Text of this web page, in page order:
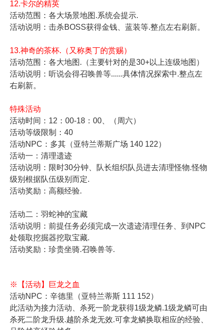
12.卡尔的精英
活动范围：各大场景地图.系统会提示.
活动说明：击杀BOSS获得金钱、蓝装等.整点左右刷新。
13.神奇的茶杯.（又称奥丁的赏赐）
活动范围：各大地图.（主要针对的是30+以上连级地图）
活动说明：听说会得召唤兽等......具体情况探索中.整点左
右刷新。
特殊活动
活动时间：12：00-18：00、（周六）
活动等级限制：40
活动NPC：多其（亚特兰蒂斯广场 140 122）
活动一：清理遗迹
活动说明：限时30分钟、队长组织队员进去清理怪物.怪物
级别根据队伍级别而定.
活动奖励：高额经验.
活动二：羽蛇神的宝藏
活动说明：前提任务必须完成一次遗迹清理任务、到NPC
处领取挖掘器挖取宝藏.
活动奖励：珍贵坐骑.召唤兽等.
※【活动】巨龙之血
活动NPC：辛德里（亚特兰蒂斯 111 152）
此活动为接力活动、杀死一阶龙获得1级龙鳞.1级龙鳞可由
杀死二阶龙升级.越阶杀龙无效.可拿龙鳞换取相应的经验、